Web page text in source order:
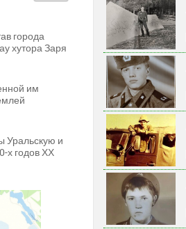
города
хутора Заря
им
Уральскую и
х годов ХХ